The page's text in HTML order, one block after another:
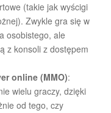
(takie jak wyścigi
Zwykle gra się w
osobistego, ale
z konsoli z dostępem
online (MMO):
wielu graczy, dzięki
od tego, czy